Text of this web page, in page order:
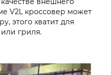
V2L кроссовер может
этого хватит для
гриля.